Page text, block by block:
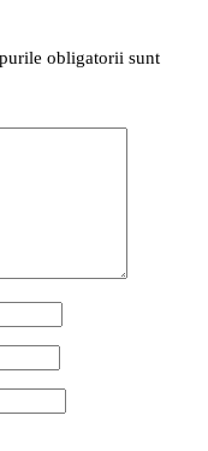
obligatorii sunt